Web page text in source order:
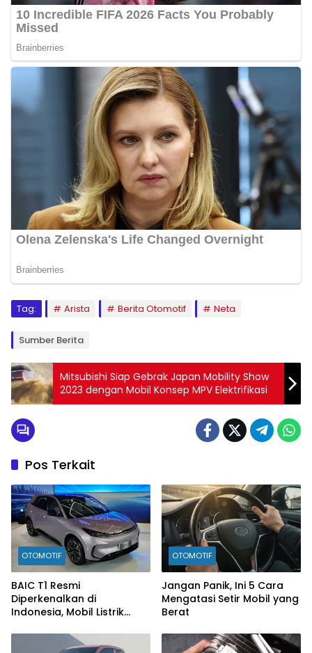
Tag: Arista Berita Otomotif Neta
Sumber Berita
Mitsubishi Siap Gebrak Japan Mobility Show
2023 dengan Mobil Konsep MPV Elektrifikasi
Pos Terkait
OTOMOTIF
BAIC T1 Resmi
Diperkenalkan di
Indonesia, Mobil Listrik
Ramaikan Pasar EV
OTOMOTIF
Jangan Panik, Ini 5 Cara
Mengatasi Setir Mobil yang
Berat